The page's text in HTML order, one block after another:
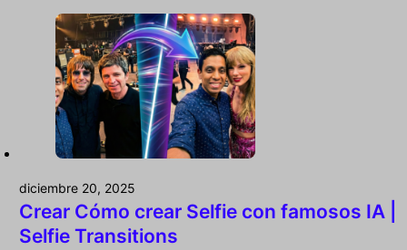
diciembre 20, 2025
Crear Cómo crear Selfie con famosos IA |
Selfie Transitions